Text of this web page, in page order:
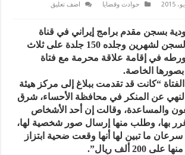
حوادث وقضايا
اضف تعليق
بسجن مقدم برامج إيراني في قناة
إسلامية شهيرة، بالسجن لشهرين وجلده 150 جلدة على ثلاث
في إقامة علاقة محرمة مع فتاة
بصورها الخاصة.
“كانت قد تقدمت ببلاغ إلى مركز هيئة
عن المنكر في محافظة الأحساء، شرق
والمساعدة، وقالت إن أحد الأشخاص
غرر بها، وطلب منها إرسال صور شخصية لها،
ما تبين لها أنها وقعت ضحية ابتزاز
ألف ريال”.